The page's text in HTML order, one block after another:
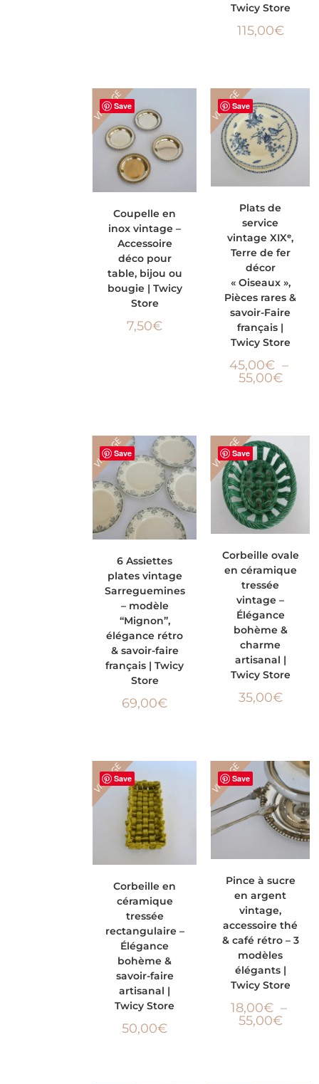
Twicy Store
115,00€
Save
VINTAGE
PANIER
Coupelle en
inox vintage –
Accessoire
déco pour
table, bijou ou
bougie | Twicy
Store
7,50€
Save
VINTAGE
OPTIONS
Plats de
service
vintage XIXᵉ,
Terre de fer
décor
« Oiseaux »,
Pièces rares &
savoir-Faire
français |
Twicy Store
45,00€ –
55,00€
Save
VINTAGE
PANIER
6 Assiettes
plates vintage
Sarreguemines
– modèle
“Mignon”,
élégance rétro
& savoir-faire
français | Twicy
Store
69,00€
Save
VINTAGE
PANIER
Corbeille ovale
en céramique
tressée
vintage –
Élégance
bohème &
charme
artisanal |
Twicy Store
35,00€
Save
VINTAGE
PANIER
Corbeille en
céramique
tressée
rectangulaire –
Élégance
bohème &
savoir-faire
artisanal |
Twicy Store
50,00€
Save
VINTAGE
OPTIONS
Pince à sucre
en argent
vintage,
accessoire thé
& café rétro – 3
modèles
élégants |
Twicy Store
18,00€ –
55,00€